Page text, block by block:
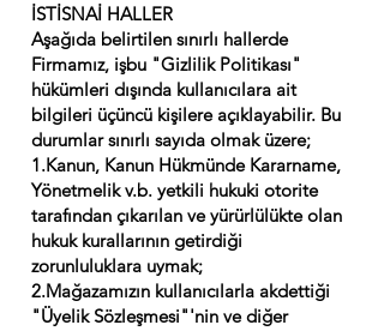
İSTİSNAİ HALLER
Aşağıda belirtilen sınırlı hallerde
Firmamız, işbu "Gizlilik Politikası"
hükümleri dışında kullanıcılara ait
bilgileri üçüncü kişilere açıklayabilir. Bu
durumlar sınırlı sayıda olmak üzere;
1.Kanun, Kanun Hükmünde Kararname,
Yönetmelik v.b. yetkili hukuki otorite
tarafından çıkarılan ve yürürlülükte olan
hukuk kurallarının getirdiği
zorunluluklara uymak;
2.Mağazamızın kullanıcılarla akdettiği
"Üyelik Sözleşmesi"'nin ve diğer